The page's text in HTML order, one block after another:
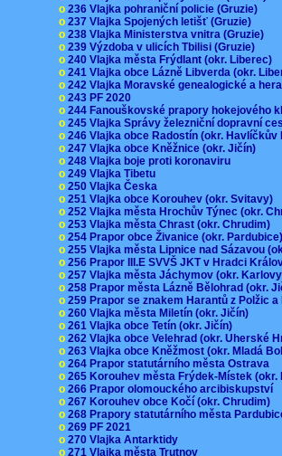
o 236 Vlajka pohraniční policie (Gruzie)
o 237 Vlajka Spojených letišť (Gruzie)
o 238 Vlajka Ministerstva vnitra (Gruzie)
o 239 Výzdoba v ulicích Tbilisi (Gruzie)
o 240 Vlajka města Frýdlant (okr. Liberec)
o 241 Vlajka obce Lázně Libverda (okr.
o 242 Vlajka Moravské genealogické a
o 243 PF 2020
o 244 Fanouškovské prapory hokejového
o 245 Vlajka Správy železniční dopravní
o 246 Vlajka obce Radostín (okr.
o 247 Vlajka obce Kněžnice (okr. Jičín)
o 248 Vlajka boje proti koronaviru
o 249 Vlajka Tibetu
o 250 Vlajka Česka
o 251 Vlajka obce Korouhev (okr. Svitavy)
o 252 Vlajka města Hrochův Týnec (okr.
o 253 Vlajka města Chrast (okr. Chrudim)
o 254 Prapor obce Živanice (okr.
o 255 Vlajka města Lipnice nad Sázavou
o 256 Prapor III.E SVVŠ JKT v Hradci
o 257 Vlajka města Jáchymov (okr.
o 258 Prapor města Lázně Bělohrad (okr.
o 259 Prapor se znakem Harantů z Polžic
o 260 Vlajka města Miletín (okr. Jičín)
o 261 Vlajka obce Tetín (okr. Jičín)
o 262 Vlajka obce Velehrad (okr. Uherské
o 263 Vlajka obce Kněžmost (okr. Mladá
o 264 Prapor statutárního města Ostrava
o 265 Korouhev města Frýdek-Místek
o 266 Prapor olomouckého arcibiskupství
o 267 Korouhev obce Kočí (okr. Chrudim)
o 268 Prapory statutárního města
o 269 PF 2021
o 270 Vlajka Antarktidy
o 271 Vlajka města Trutnov